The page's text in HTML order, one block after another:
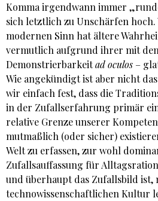
Komma irgendwann immer
sich letztlich zu Unschärfen
modernen Sinn hat ältere
vermutlich aufgrund ihrer mit
Demonstrierbarkeitad oculos –
Wie angekündigt ist aber nicht
wir einfach fest, dass die
in der Zufallserfahrung primär
relative Grenze unserer
mutmaßlich (oder sicher)
Welt zu erfassen, zur wohl
Zufallsauffassung für
und überhaupt das Zufallsbild ist,
technowissenschaftlichen Kultur